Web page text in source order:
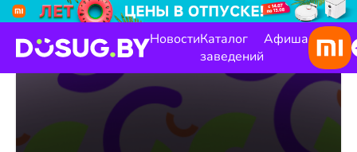
НовостиКаталог
заведений
Афиша